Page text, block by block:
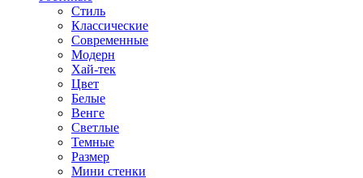
Стиль
Классические
Современные
Модерн
Хай-тек
Цвет
Белые
Венге
Светлые
Темные
Размер
Мини стенки